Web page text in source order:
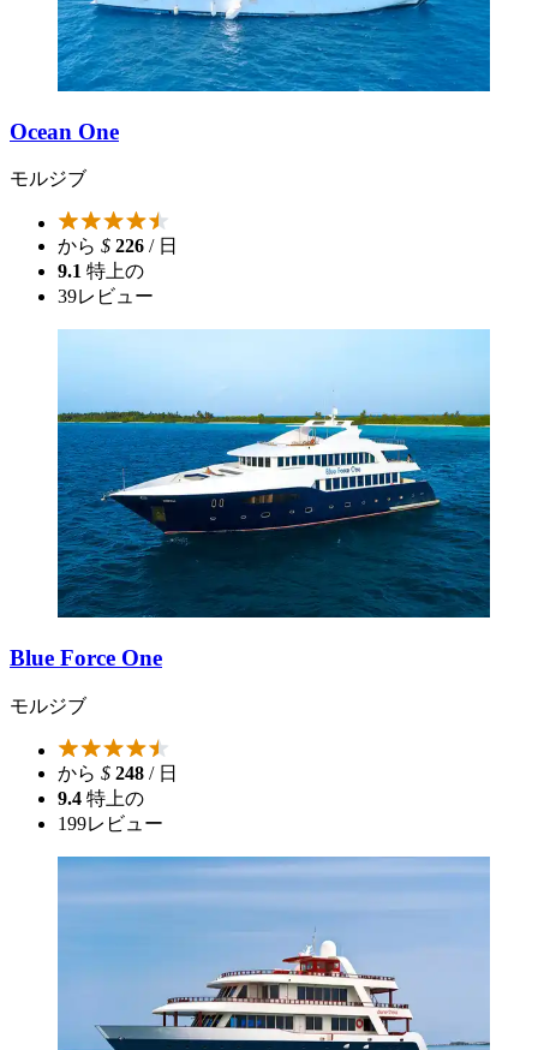
Ocean One
モルジブ
から $ 226 / 日
9.1 特上の
39レビュー
Blue Force One
モルジブ
から $ 248 / 日
9.4 特上の
199レビュー